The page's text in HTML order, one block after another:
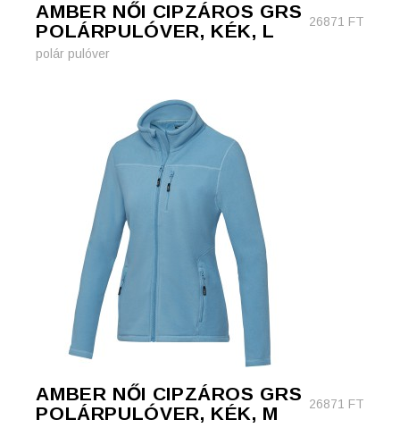
AMBER NŐI CIPZÁROS GRS
POLÁRPULÓVER, KÉK, L
26871 FT
polár pulóver
AMBER NŐI CIPZÁROS GRS
POLÁRPULÓVER, KÉK, M
26871 FT